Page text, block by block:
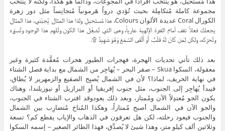
مجموعة كاملة مُتكامِلة بحيث تُؤدي درواً هَرمونياً مُتجانِساً مثل دور زهرة
الكورال Coral عديدة الألوان Colours، هذا مُستحيل ولذا هذا المثال يُجنِّني، هذا المثال
يجعلك فعلاً تقف أمام القدرة الإلهية عارياً، وهى التي تُشغِّل هذا الكون وتُلهِم هذا الوجود وتُسيِّره
وتُحرِّكه، ولكن لِمَن كَانَ لَهُ قَلْبٌ أَوْ أَلْقَى السَّمْعَ وَهُوَ شَهِيدٌ ۩.
بعد ذلك تأتي تحديات الهجرة، فهجرات الطيور هجرات مُعقَّدة كثيرة وغير
معقولة، السكوا Skua – صقر البحر – يُهاجِر من الشمال مع بداية فصل الشتاء
في نهاية الخريف، لماذا؟ لأن في الشمال يُصبِح الصقيع والزمهرير لا يُطاق،
فيبدأ يُهاجِر إلى الجنوب، مثل جنوب إفريقيا أو البرازيل أو نيوزيلندا، وهناك
يكون الجو مُعتدِلاً الآن ومُمتاز، وبعد ذلك يعودوقد اقترب الشتاء في الجنوب،
والجو الآن في الشمال أصبح مُمتازاً، وهكذا المُناخ مُتضارِب بين الشمال
والجنوب فيعود رحلته، لكن هل تعرفون في الذهاب والإياب يقطع كم؟ تسعة
وثلاثين ألف كيلو متر، وهذا شيئ لا يُصدَّق، فهذا الطائر الصغير – إسمه السكوا